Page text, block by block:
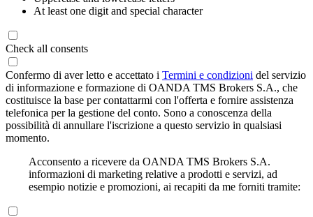
At least one digit and special character
Check all consents
Confermo di aver letto e accettato i Termini e condizioni del servizio
di informazione e formazione di OANDA TMS Brokers S.A., che
costituisce la base per contattarmi con l'offerta e fornire assistenza
telefonica per la gestione del conto. Sono a conoscenza della
possibilità di annullare l'iscrizione a questo servizio in qualsiasi
momento.
Acconsento a ricevere da OANDA TMS Brokers S.A.
informazioni di marketing relative a prodotti e servizi, ad
esempio notizie e promozioni, ai recapiti da me forniti tramite: